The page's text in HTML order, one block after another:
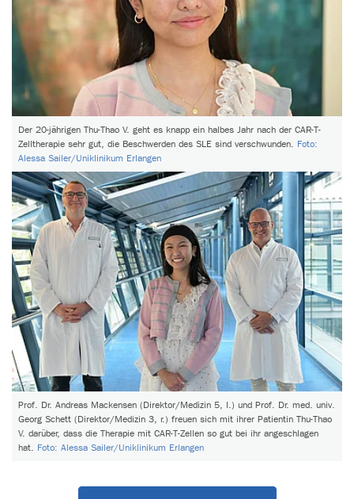
Der 20-jährigen Thu-Thao V. geht es knapp ein halbes Jahr nach der CAR-T-
Zelltherapie sehr gut, die Beschwerden des SLE sind verschwunden. Foto:
Alessa Sailer/Uniklinikum Erlangen
Prof. Dr. Andreas Mackensen (Direktor/Medizin 5, l.) und Prof. Dr. med. univ.
Georg Schett (Direktor/Medizin 3, r.) freuen sich mit ihrer Patientin Thu-Thao
V. darüber, dass die Therapie mit CAR-T-Zellen so gut bei ihr angeschlagen
hat. Foto: Alessa Sailer/Uniklinikum Erlangen